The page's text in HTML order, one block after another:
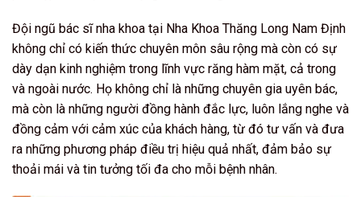
Đội ngũ bác sĩ nha khoa tại Nha Khoa Thăng Long Nam Định
không chỉ có kiến thức chuyên môn sâu rộng mà còn có sự
dày dạn kinh nghiệm trong lĩnh vực răng hàm mặt, cả trong
và ngoài nước. Họ không chỉ là những chuyên gia uyên bác,
mà còn là những người đồng hành đắc lực, luôn lắng nghe và
đồng cảm với cảm xúc của khách hàng, từ đó tư vấn và đưa
ra những phương pháp điều trị hiệu quả nhất, đảm bảo sự
thoải mái và tin tưởng tối đa cho mỗi bệnh nhân.